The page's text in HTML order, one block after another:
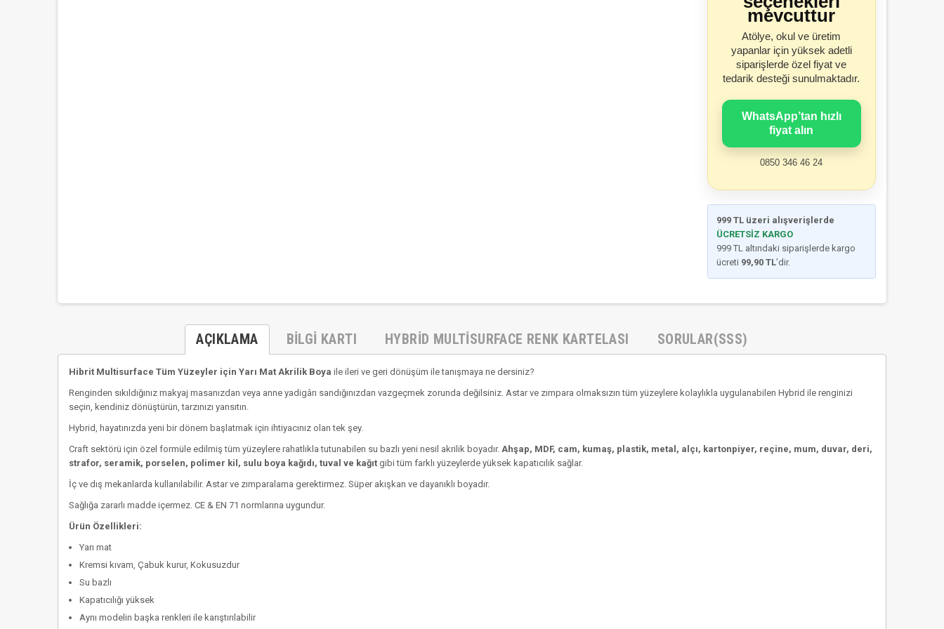
mevcuttur
Atölye, okul ve üretim
yapanlar için yüksek adetli
siparişlerde özel fiyat ve
tedarik desteği sunulmaktadır.
WhatsApp’tan hızlı
fiyat alın
0850 346 46 24
999 TL üzeri alışverişlerde
ÜCRETSİZ KARGO
999 TL altındaki siparişlerde kargo
ücreti 99,90 TL’dir.
AÇIKLAMA BILGI KARTI HYBRID MULTISURFACE RENK KARTELASI SORULAR(SSS)
Hibrit Multisurface Tüm Yüzeyler için Yarı Mat Akrilik Boya ile ileri ve geri dönüşüm ile tanışmaya ne dersiniz?
Renginden sıkıldığınız makyaj masanızdan veya anne yadigârı sandığınızdan vazgeçmek zorunda değilsiniz. Astar ve zımpara olmaksızın tüm yüzeylere kolaylıkla uygulanabilen Hybrid ile renginizi
seçin, kendiniz dönüştürün, tarzınızı yansıtın.
Hybrid, hayatınızda yeni bir dönem başlatmak için ihtiyacınız olan tek şey.
Craft sektörü için özel formüle edilmiş tüm yüzeylere rahatlıkla tutunabilen su bazlı yeni nesil akrilik boyadır. Ahşap, MDF, cam, kumaş, plastik, metal, alçı, kartonpiyer, reçine, mum, duvar, deri,
strafor, seramik, porselen, polimer kil, sulu boya kağıdı, tuval ve kağıt gibi tüm farklı yüzeylerde yüksek kapatıcılık sağlar.
İç ve dış mekanlarda kullanılabilir. Astar ve zımparalama gerektirmez. Süper akışkan ve dayanıklı boyadır.
Sağlığa zararlı madde içermez. CE & EN 71 normlarına uygundur.
Ürün Özellikleri:
Yarı mat
Kremsi kıvam, Çabuk kurur, Kokusuzdur
Su bazlı
Kapatıcılığı yüksek
Aynı modelin başka renkleri ile karıştırılabilir